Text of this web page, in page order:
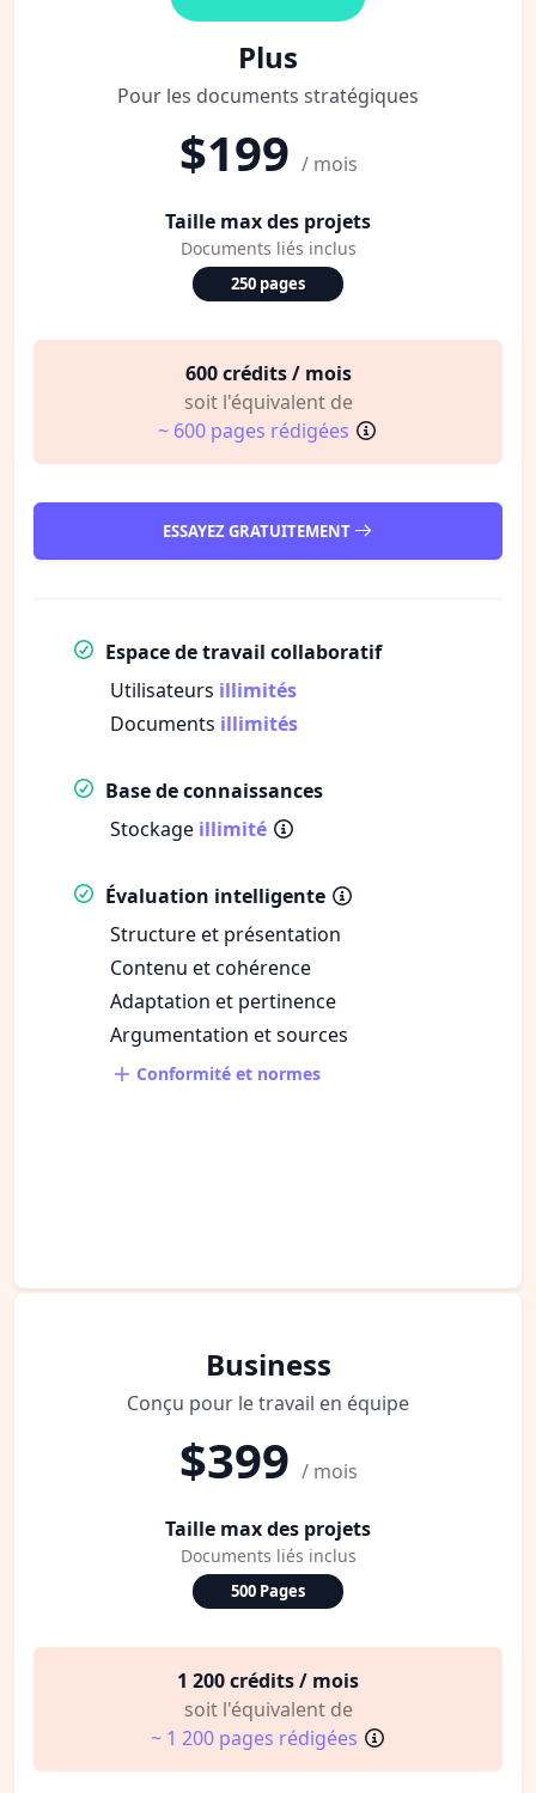
Plus
Pour les documents stratégiques
$199 / mois
Taille max des projets
Documents liés inclus
250 pages
600 crédits / mois
soit l'équivalent de
~ 600 pages rédigées
ESSAYEZ GRATUITEMENT
Espace de travail collaboratif
Utilisateurs illimités
Documents illimités
Base de connaissances
Stockage illimité
Évaluation intelligente
Structure et présentation
Contenu et cohérence
Adaptation et pertinence
Argumentation et sources
Conformité et normes
Business
Conçu pour le travail en équipe
$399 / mois
Taille max des projets
Documents liés inclus
500 Pages
1 200 crédits / mois
soit l'équivalent de
~ 1 200 pages rédigées